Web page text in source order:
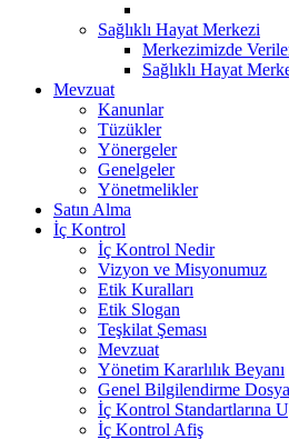
Sağlıklı Hayat Merkezi
Merkezimizde
Sağlıklı Hayat
Mevzuat
Kanunlar
Tüzükler
Yönergeler
Genelgeler
Yönetmelikler
Satın Alma
İç Kontrol
İç Kontrol Nedir
Vizyon ve Misyonumuz
Etik Kuralları
Etik Slogan
Teşkilat Şeması
Mevzuat
Yönetim Kararlılık Beyanı
Genel Bilgilendirme
İç Kontrol Standartlarına
İç Kontrol Afiş